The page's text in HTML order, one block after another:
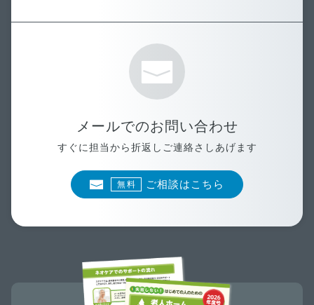
メールでのお問い合わせ
すぐに担当から折返しご連絡さしあげます
無料 ご相談はこちら